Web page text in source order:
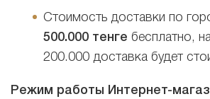
Стоимость доставки по
500.000 тенге бесплатно,
200.000 доставка будет
Режим работы Интернет-